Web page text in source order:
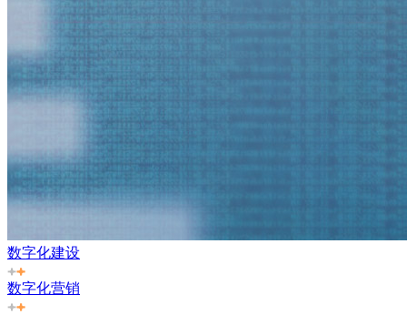
数字化建设
数字化营销